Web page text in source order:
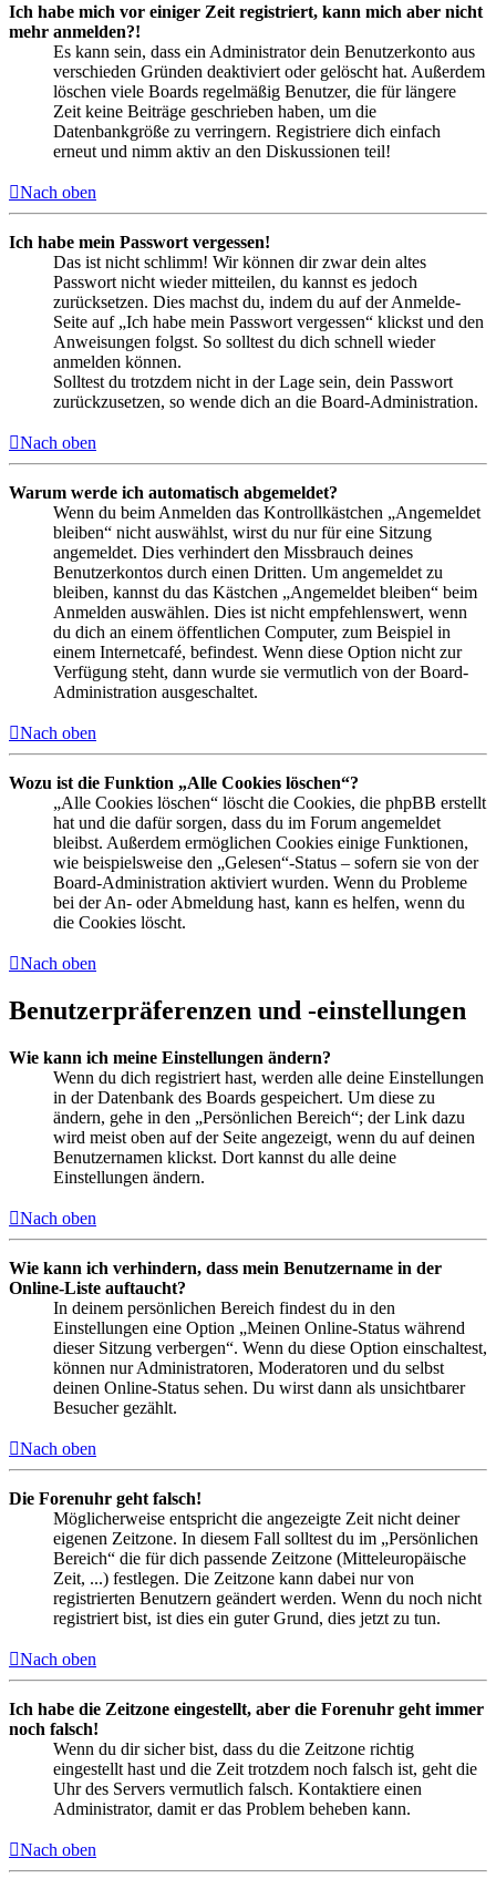
Ich habe mich vor einiger Zeit registriert, kann mich aber nicht
mehr anmelden?!
Es kann sein, dass ein Administrator dein Benutzerkonto aus
verschieden Gründen deaktiviert oder gelöscht hat. Außerdem
löschen viele Boards regelmäßig Benutzer, die für längere
Zeit keine Beiträge geschrieben haben, um die
Datenbankgröße zu verringern. Registriere dich einfach
erneut und nimm aktiv an den Diskussionen teil!
Nach oben
Ich habe mein Passwort vergessen!
Das ist nicht schlimm! Wir können dir zwar dein altes
Passwort nicht wieder mitteilen, du kannst es jedoch
zurücksetzen. Dies machst du, indem du auf der Anmelde-
Seite auf „Ich habe mein Passwort vergessen“ klickst und den
Anweisungen folgst. So solltest du dich schnell wieder
anmelden können.
Solltest du trotzdem nicht in der Lage sein, dein Passwort
zurückzusetzen, so wende dich an die Board-Administration.
Nach oben
Warum werde ich automatisch abgemeldet?
Wenn du beim Anmelden das Kontrollkästchen „Angemeldet
bleiben“ nicht auswählst, wirst du nur für eine Sitzung
angemeldet. Dies verhindert den Missbrauch deines
Benutzerkontos durch einen Dritten. Um angemeldet zu
bleiben, kannst du das Kästchen „Angemeldet bleiben“ beim
Anmelden auswählen. Dies ist nicht empfehlenswert, wenn
du dich an einem öffentlichen Computer, zum Beispiel in
einem Internetcafé, befindest. Wenn diese Option nicht zur
Verfügung steht, dann wurde sie vermutlich von der Board-
Administration ausgeschaltet.
Nach oben
Wozu ist die Funktion „Alle Cookies löschen“?
„Alle Cookies löschen“ löscht die Cookies, die phpBB erstellt
hat und die dafür sorgen, dass du im Forum angemeldet
bleibst. Außerdem ermöglichen Cookies einige Funktionen,
wie beispielsweise den „Gelesen“-Status – sofern sie von der
Board-Administration aktiviert wurden. Wenn du Probleme
bei der An- oder Abmeldung hast, kann es helfen, wenn du
die Cookies löscht.
Nach oben
Benutzerpräferenzen und -einstellungen
Wie kann ich meine Einstellungen ändern?
Wenn du dich registriert hast, werden alle deine Einstellungen
in der Datenbank des Boards gespeichert. Um diese zu
ändern, gehe in den „Persönlichen Bereich“; der Link dazu
wird meist oben auf der Seite angezeigt, wenn du auf deinen
Benutzernamen klickst. Dort kannst du alle deine
Einstellungen ändern.
Nach oben
Wie kann ich verhindern, dass mein Benutzername in der
Online-Liste auftaucht?
In deinem persönlichen Bereich findest du in den
Einstellungen eine Option „Meinen Online-Status während
dieser Sitzung verbergen“. Wenn du diese Option einschaltest,
können nur Administratoren, Moderatoren und du selbst
deinen Online-Status sehen. Du wirst dann als unsichtbarer
Besucher gezählt.
Nach oben
Die Forenuhr geht falsch!
Möglicherweise entspricht die angezeigte Zeit nicht deiner
eigenen Zeitzone. In diesem Fall solltest du im „Persönlichen
Bereich“ die für dich passende Zeitzone (Mitteleuropäische
Zeit, ...) festlegen. Die Zeitzone kann dabei nur von
registrierten Benutzern geändert werden. Wenn du noch nicht
registriert bist, ist dies ein guter Grund, dies jetzt zu tun.
Nach oben
Ich habe die Zeitzone eingestellt, aber die Forenuhr geht immer
noch falsch!
Wenn du dir sicher bist, dass du die Zeitzone richtig
eingestellt hast und die Zeit trotzdem noch falsch ist, geht die
Uhr des Servers vermutlich falsch. Kontaktiere einen
Administrator, damit er das Problem beheben kann.
Nach oben